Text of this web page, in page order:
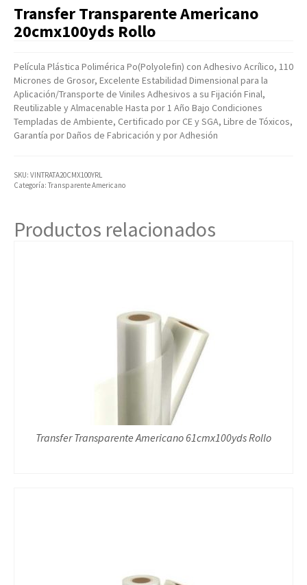
Transfer Transparente Americano
20cmx100yds Rollo
Película Plástica Polimérica Po(Polyolefin) con Adhesivo Acrílico, 110
Micrones de Grosor, Excelente Estabilidad Dimensional para la
Aplicación/Transporte de Viniles Adhesivos a su Fijación Final,
Reutilizable y Almacenable Hasta por 1 Año Bajo Condiciones
Templadas de Ambiente, Certificado por CE y SGA, Libre de Tóxicos,
Garantía por Daños de Fabricación y por Adhesión
SKU: VINTRATA20CMX100YRL
Categoría: Transparente Americano
Productos relacionados
Transfer Transparente Americano 61cmx100yds Rollo